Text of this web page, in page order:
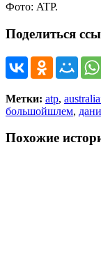
Фото: ATP.
Поделиться
Метки: atp,
большойшлем,
Похожие